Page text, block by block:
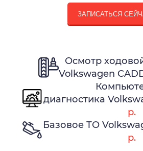
ЗАПИСАТЬСЯ
Осмотр
Volkswagen
диагностика
р.
Базовое ТО
р.